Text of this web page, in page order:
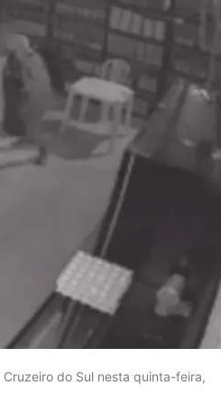
do Sul nesta quinta-feira,